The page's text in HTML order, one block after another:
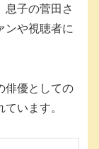
息子の菅田さ
ンや視聴者に
俳優としての
います。